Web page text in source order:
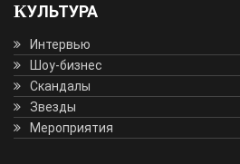
КУЛЬТУРА
Интервью
Шоу-бизнес
Скандалы
Звезды
Мероприятия